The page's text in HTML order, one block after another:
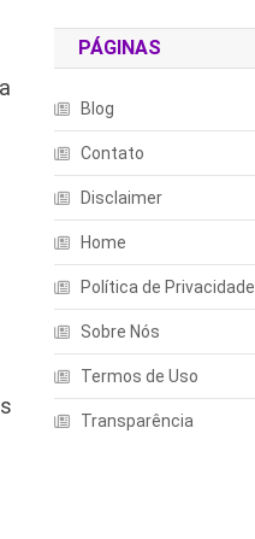
PÁGINAS
Blog
Contato
Disclaimer
Home
Política de Privacidade
Sobre Nós
Termos de Uso
Transparência